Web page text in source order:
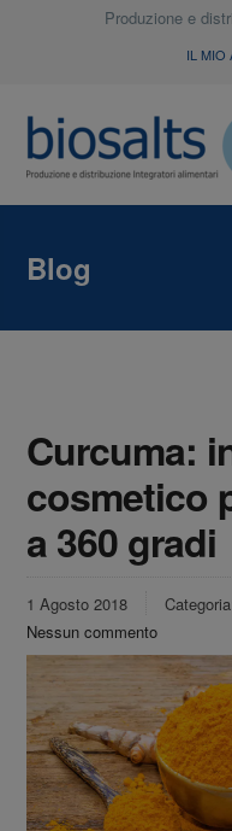
Produzione e
IL MIO
Blog
Curcuma:
cosmetico
a 360 gradi
1 Agosto 2018
Nessun commento